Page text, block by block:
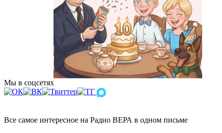
Мы в соцсетях
Все самое интересное на Радио ВЕРА в одном письме